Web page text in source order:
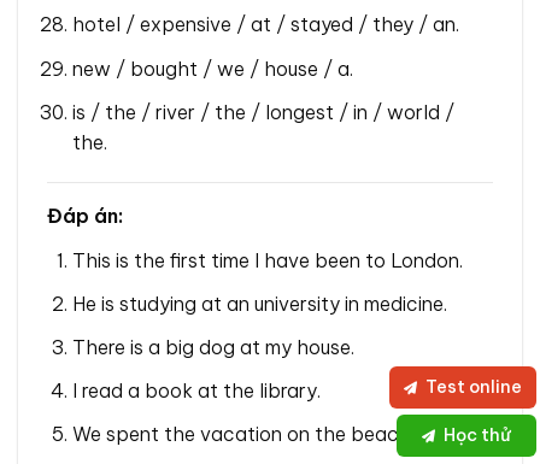
hotel / expensive / at / stayed / they / an.
new / bought / we / house / a.
is / the / river / the / longest / in / world /
the.
Đáp án:
This is the first time I have been to London.
He is studying at an university in medicine.
There is a big dog at my house.
I read a book at the library.
We spent the vacation on the beach.
Học thử
Test online